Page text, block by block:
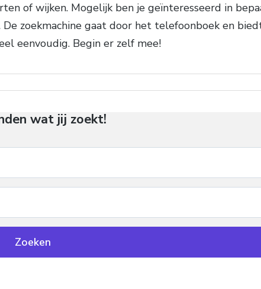
of wijken. Mogelijk ben je geïnteresseerd in
zoekmachine gaat door het telefoonboek en
eenvoudig. Begin er zelf mee!
wat jij zoekt!